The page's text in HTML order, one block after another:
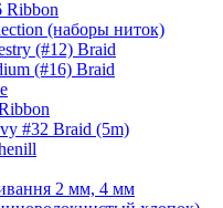
Ribbon
(наборы ниток)
(#12) Braid
(#16) Braid
#32 Braid (5m)
2 мм, 4 мм